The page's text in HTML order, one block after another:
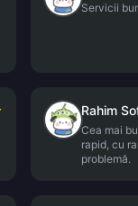
Servicii
Rahim
Cea mai
rapid, cu
problemă.